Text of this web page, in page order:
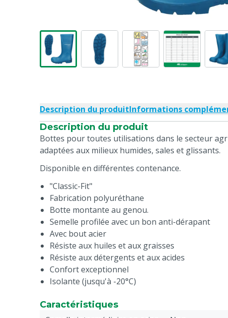
Description du produitInformations
Description du produit
Bottes pour toutes utilisations dans le secteur
adaptées aux milieux humides, sales et glissants.
Disponible en différentes contenance.
"Classic-Fit"
Fabrication polyuréthane
Botte montante au genou.
Semelle profilée avec un bon anti-dérapant
Avec bout acier
Résiste aux huiles et aux graisses
Résiste aux détergents et aux acides
Confort exceptionnel
Isolante (jusqu'à -20°C)
Caractéristiques